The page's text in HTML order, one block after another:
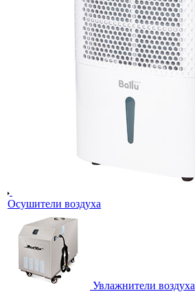
Осушители воздуха
Увлажнители воздуха